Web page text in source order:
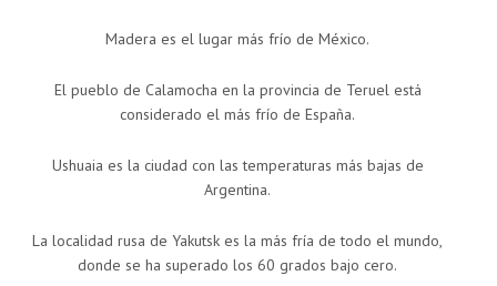
Madera es el lugar más frío de México.
El pueblo de Calamocha en la provincia de Teruel está
considerado el más frío de España.
Ushuaia es la ciudad con las temperaturas más bajas de
Argentina.
La localidad rusa de Yakutsk es la más fría de todo el mundo,
donde se ha superado los 60 grados bajo cero.